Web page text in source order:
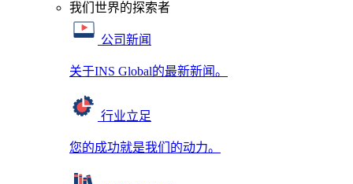
我们世界的探索者
公司新闻
关于INS Global的最新新闻。
行业立足
您的成功就是我们的动力。